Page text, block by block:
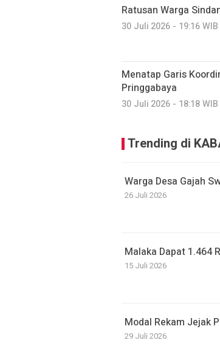
Ratusan Warga
30 Juli 2026 - 19:16 WIB
Menatap Garis
Pringgabaya
30 Juli 2026 - 18:18 WIB
Trending di
Warga Desa Gajah
26 Juli 2026
Malaka Dapat 1.464
15 Juli 2026
Modal Rekam Jejak
29 Juli 2026